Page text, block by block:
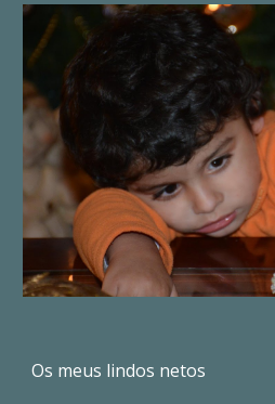
Os meus lindos netos